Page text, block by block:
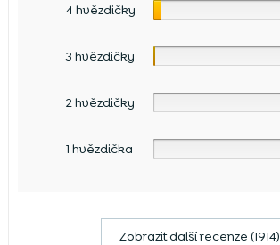
4 hvězdičky
3 hvězdičky
2 hvězdičky
1 hvězdička
Zobrazit další recenze (1914)